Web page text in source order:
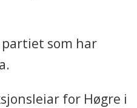
som har
for Høgre i